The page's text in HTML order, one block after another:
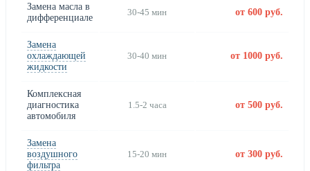
Замена масла в
дифференциале
30-45 мин от 600 руб.
Замена
охлаждающей
жидкости
30-40 мин от 1000 руб.
Комплексная
диагностика
автомобиля
1.5-2 часа от 500 руб.
Замена
воздушного
фильтра
15-20 мин от 300 руб.